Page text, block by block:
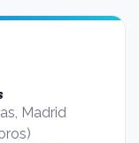
Madrid